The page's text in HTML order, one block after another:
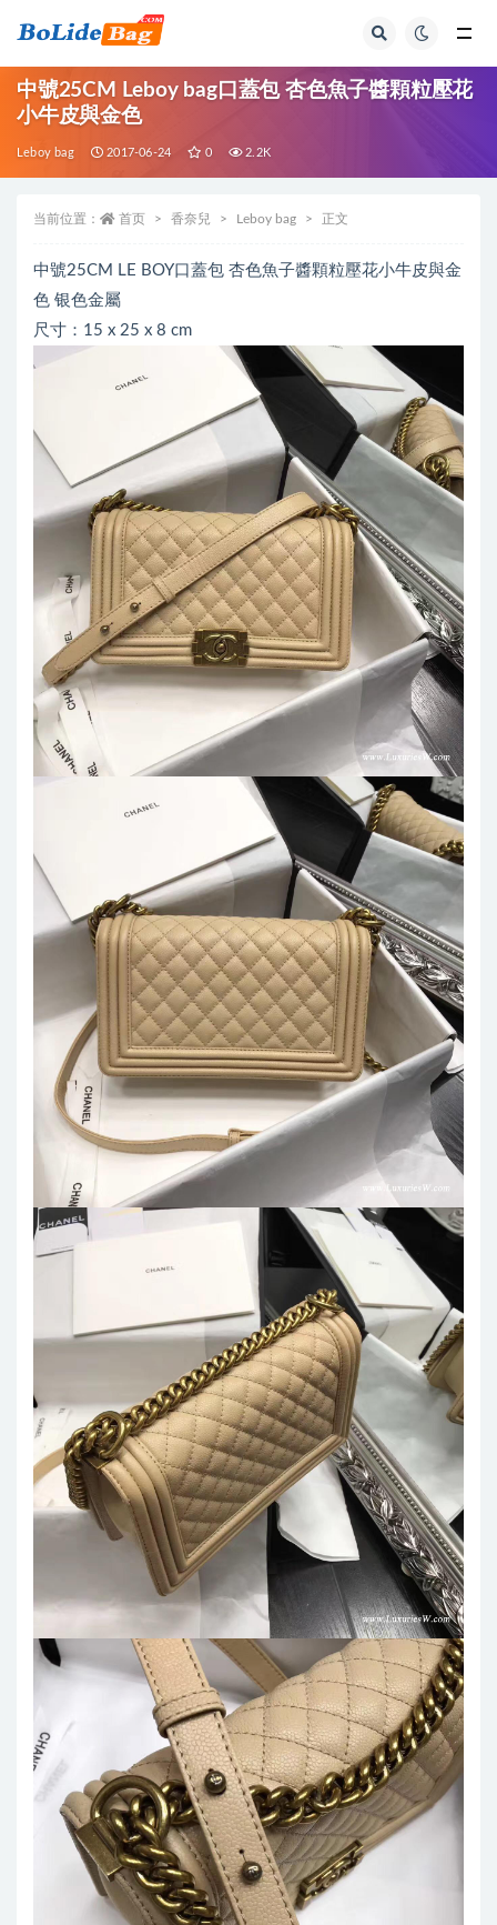
中號25CM Leboy bag口蓋包 杏色魚子醬顆粒壓花
小牛皮與金色
Leboy bag 2017-06-24 0 2.2K
当前位置： 首页 香奈兒 Leboy bag 正文
中號25CM LE BOY口蓋包 杏色魚子醬顆粒壓花小牛皮與金
色 银色金屬
尺寸：15 x 25 x 8 cm